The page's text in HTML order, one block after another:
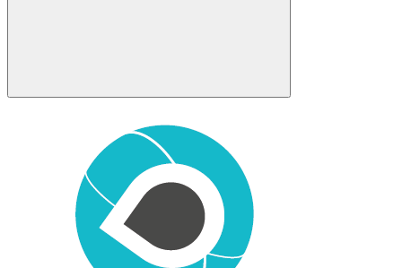
Buscar